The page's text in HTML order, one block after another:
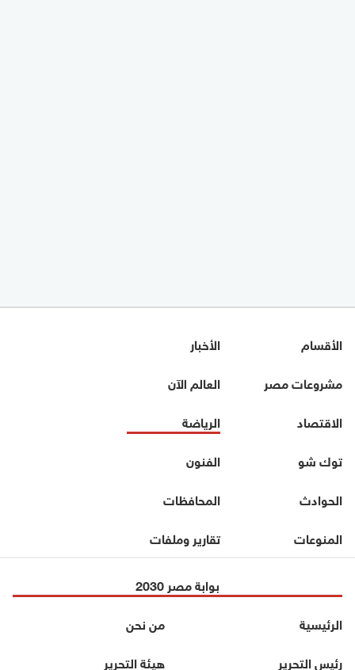
الأقسام
الأخبار
مشروعات مصر
العالم الآن
الاقتصاد
الرياضة
توك شو
الفنون
الحوادث
المحافظات
المنوعات
تقارير وملفات
بوابة مصر 2030
الرئيسية
من نحن
رئيس التحرير
هيئة التحرير